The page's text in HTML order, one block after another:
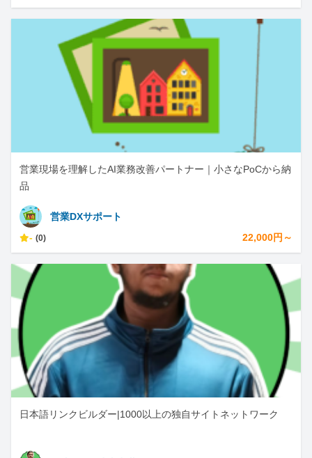
営業現場を理解したAI業務改善パートナー｜小さなPoCから納
品
営業DXサポート
- (0) 22,000円～
日本語リンクビルダー|1000以上の独自サイトネットワーク